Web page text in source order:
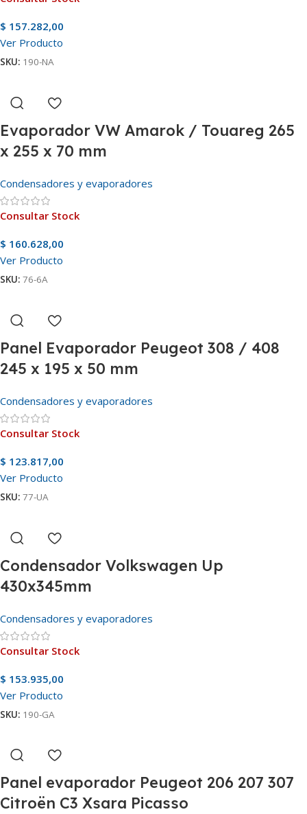
$ 157.282,00
Ver Producto
SKU: 190-NA
Evaporador VW Amarok / Touareg 265
x 255 x 70 mm
Condensadores y evaporadores
Consultar Stock
$ 160.628,00
Ver Producto
SKU: 76-6A
Panel Evaporador Peugeot 308 / 408
245 x 195 x 50 mm
Condensadores y evaporadores
Consultar Stock
$ 123.817,00
Ver Producto
SKU: 77-UA
Condensador Volkswagen Up
430x345mm
Condensadores y evaporadores
Consultar Stock
$ 153.935,00
Ver Producto
SKU: 190-GA
Panel evaporador Peugeot 206 207 307
Citroën C3 Xsara Picasso